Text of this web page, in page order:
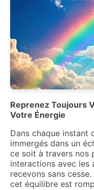
Reprenez Toujours
Votre Énergie
Dans chaque instant
immergés dans un
ce soit à travers nos
interactions avec les
recevons sans
cet équilibre est